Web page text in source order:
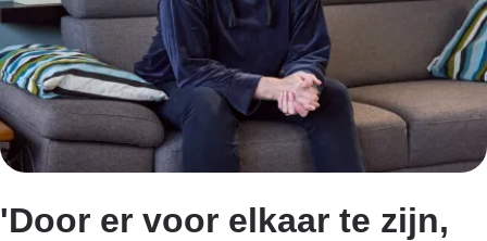
'Door er voor elkaar te zijn,